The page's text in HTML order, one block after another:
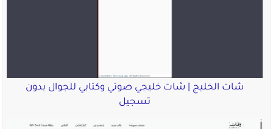
شات الخليج | شات خليجي صوتي وكتابي للجوال بدون
تسجيل